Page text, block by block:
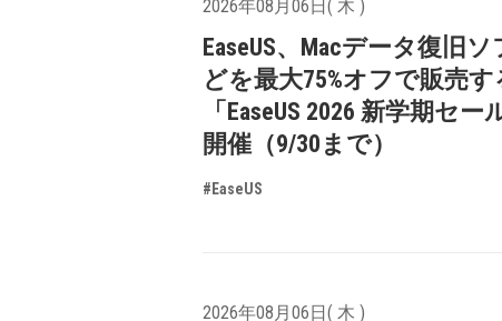
2026年08月06日( 木 )
EaseUS、Macデータ復旧
どを最大75%オフで販売す
「EaseUS 2026 新学期セー
開催（9/30まで）
#EaseUS
2026年08月06日( 木 )